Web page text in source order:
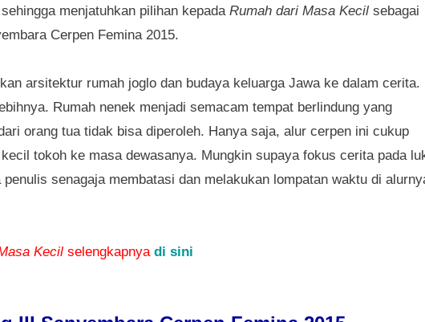
menjatuhkan pilihan kepada Rumah dari Masa Kecil sebagai
Cerpen Femina 2015.
arsitektur rumah joglo dan budaya keluarga Jawa ke dalam cerita.
Rumah nenek menjadi semacam tempat berlindung yang
orang tua tidak bisa diperoleh. Hanya saja, alur cerpen ini cukup
tokoh ke masa dewasanya. Mungkin supaya fokus cerita pada
senagaja membatasi dan melakukan lompatan waktu di
Kecil selengkapnya di sini